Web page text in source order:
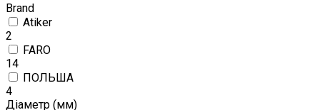
Brand
Atiker
2
FARO
14
ПОЛЬША
4
Діаметр (мм)